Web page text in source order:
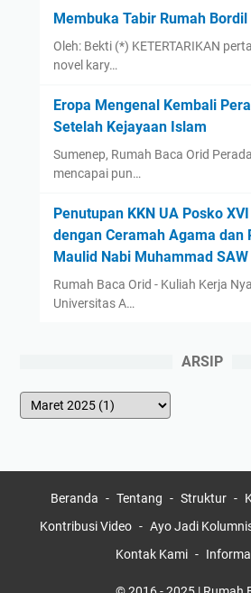
Membuka Tabir Rumah Bordil
Oleh: Bekti (*) KETERTARIKAN
novel kary…
Eropa Mengenal Kembali
Setelah Kejayaan Islam
Sumenep, Rumah Baca Orid
mencapai pun…
Penutupan KKN UA Posko
dengan Ceramah Agama dan
Maulid Nabi Muhammad SAW
Rumah Baca Orid - Kuliah Kerja
Universitas A…
ARSIP
Beranda Tentang Struktur
Kontribusi Video
Ayo Jadi
Kontak Kami